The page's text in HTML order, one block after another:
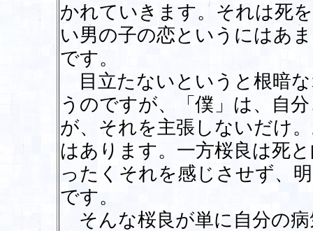
かれていきます。それは死
い男の子の恋というにはあ
です。
目立たないというと根暗
うのですが、「僕」は、自
が、それを主張しないだけ
はあります。一方桜良は死
ったくそれを感じさせず、
です。
そんな桜良が単に自分の